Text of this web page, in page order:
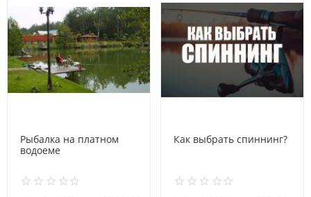
Рыбалка на платном
водоеме
Как выбрать спиннинг?